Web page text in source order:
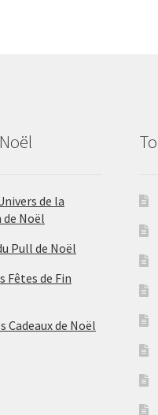
de la
Noël
Pull de Noël
Fêtes de Fin
Cadeaux de Noël